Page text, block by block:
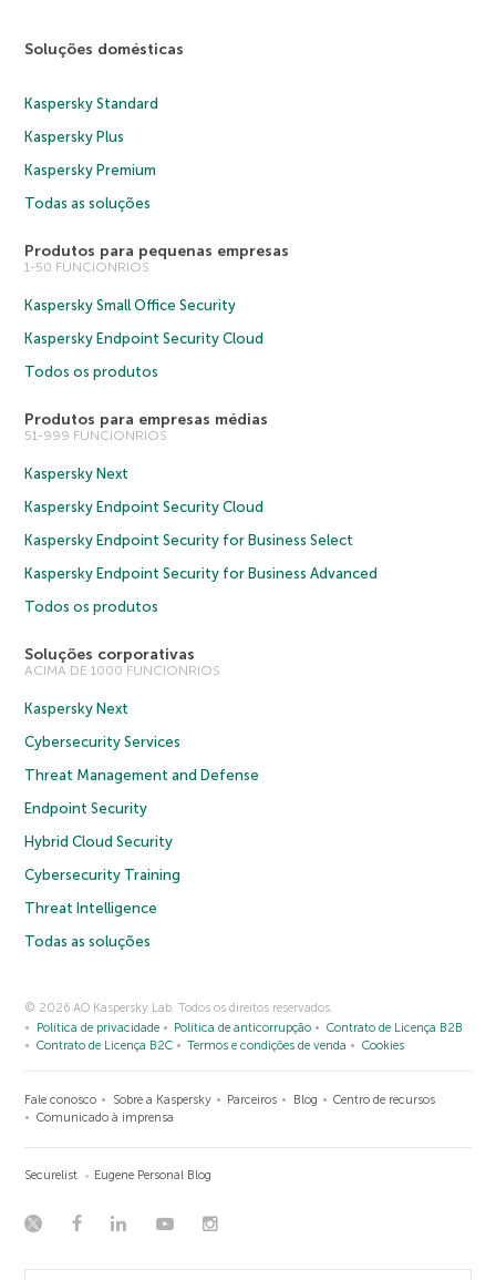
Soluções domésticas
Kaspersky Standard
Kaspersky Plus
Kaspersky Premium
Todas as soluções
Produtos para pequenas empresas
1-50 FUNCIONRIOS
Kaspersky Small Office Security
Kaspersky Endpoint Security Cloud
Todos os produtos
Produtos para empresas médias
51-999 FUNCIONRIOS
Kaspersky Next
Kaspersky Endpoint Security Cloud
Kaspersky Endpoint Security for Business Select
Kaspersky Endpoint Security for Business Advanced
Todos os produtos
Soluções corporativas
ACIMA DE 1000 FUNCIONRIOS
Kaspersky Next
Cybersecurity Services
Threat Management and Defense
Endpoint Security
Hybrid Cloud Security
Cybersecurity Training
Threat Intelligence
Todas as soluções
© 2026 AO Kaspersky Lab. Todos os direitos reservados.
Política de privacidade
Política de anticorrupção
Contrato de Licença B2B
Contrato de Licença B2C
Termos e condições de venda Cookies
Fale conosco Sobre a Kaspersky Parceiros Blog
Centro de recursos
Comunicado à imprensa
Securelist Eugene Personal Blog